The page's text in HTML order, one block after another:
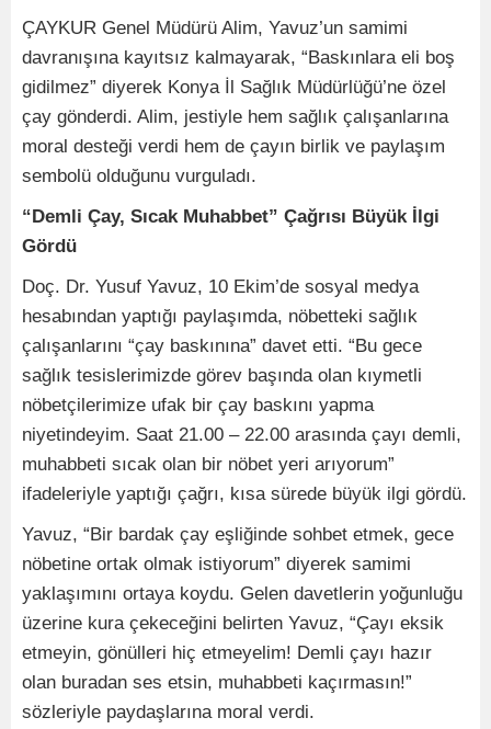
ÇAYKUR Genel Müdürü Alim, Yavuz’un samimi
davranışına kayıtsız kalmayarak, “Baskınlara eli boş
gidilmez” diyerek Konya İl Sağlık Müdürlüğü’ne özel
çay gönderdi. Alim, jestiyle hem sağlık çalışanlarına
moral desteği verdi hem de çayın birlik ve paylaşım
sembolü olduğunu vurguladı.
“Demli Çay, Sıcak Muhabbet” Çağrısı Büyük İlgi
Gördü
Doç. Dr. Yusuf Yavuz, 10 Ekim’de sosyal medya
hesabından yaptığı paylaşımda, nöbetteki sağlık
çalışanlarını “çay baskınına” davet etti. “Bu gece
sağlık tesislerimizde görev başında olan kıymetli
nöbetçilerimize ufak bir çay baskını yapma
niyetindeyim. Saat 21.00 – 22.00 arasında çayı demli,
muhabbeti sıcak olan bir nöbet yeri arıyorum”
ifadeleriyle yaptığı çağrı, kısa sürede büyük ilgi gördü.
Yavuz, “Bir bardak çay eşliğinde sohbet etmek, gece
nöbetine ortak olmak istiyorum” diyerek samimi
yaklaşımını ortaya koydu. Gelen davetlerin yoğunluğu
üzerine kura çekeceğini belirten Yavuz, “Çayı eksik
etmeyin, gönülleri hiç etmeyelim! Demli çayı hazır
olan buradan ses etsin, muhabbeti kaçırmasın!”
sözleriyle paydaşlarına moral verdi.